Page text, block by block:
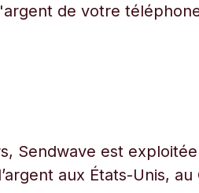
de votre
Sendwave est
aux États-Unis, au